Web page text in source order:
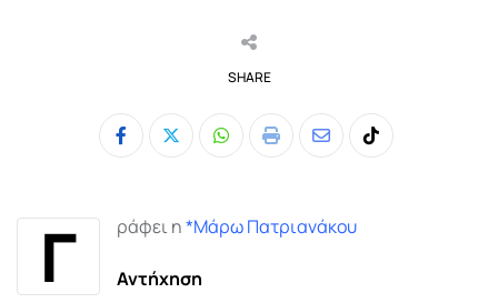
SHARE
Whatsapp
Print
ShareTiktok
Γ ράφει η*Μάρω Πατριανάκου
Αντήχηση